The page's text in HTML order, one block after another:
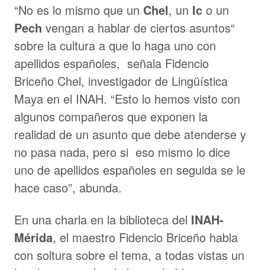
“No es lo mismo que un Chel, un Ic o un
Pech vengan a hablar de ciertos asuntos“
sobre la cultura a que lo haga uno con
apellidos españoles, señala Fidencio
Briceño Chel, investigador de Lingüística
Maya en el INAH. “Esto lo hemos visto con
algunos compañeros que exponen la
realidad de un asunto que debe atenderse y
no pasa nada, pero si eso mismo lo dice
uno de apellidos españoles en seguida se le
hace caso”, abunda.
En una charla en la biblioteca del INAH-
Mérida, el maestro Fidencio Briceño habla
con soltura sobre el tema, a todas vistas un